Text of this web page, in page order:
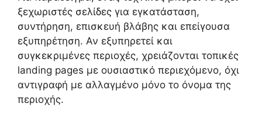
ξεχωριστές σελίδες για εγκατάσταση,
συντήρηση, επισκευή βλάβης και επείγουσα
εξυπηρέτηση. Αν εξυπηρετεί και
συγκεκριμένες περιοχές, χρειάζονται τοπικές
landing pages με ουσιαστικό περιεχόμενο, όχι
αντιγραφή με αλλαγμένο μόνο το όνομα της
περιοχής.